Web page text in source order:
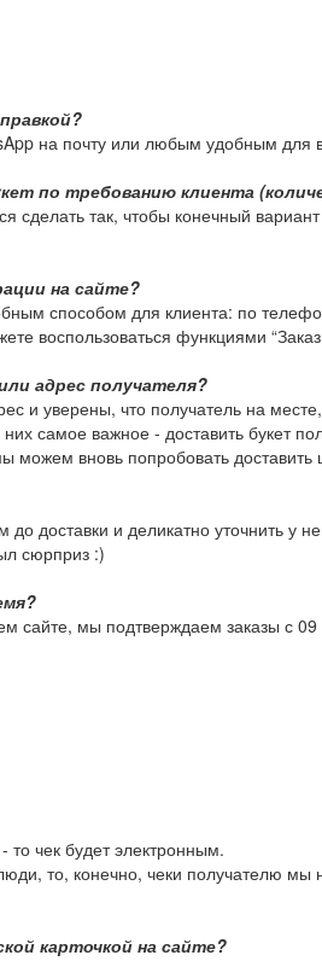
на почту или любым удобным для
по требованию клиента
сделать так, чтобы конечный
на сайте?
способом для клиента: по
воспользоваться функциями
адрес получателя?
и уверены, что получатель на
самое важное - доставить букет
можем вновь попробовать доставить
доставки и деликатно уточнить у
сюрприз :)
сайте, мы подтверждаем заказы с
чек будет электронным.
то, конечно, чеки получателю
карточкой на сайте?